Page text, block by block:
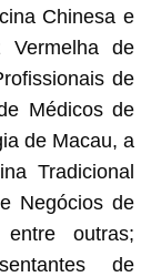
Chinesa e
Vermelha de
de
Médicos de
de Macau, a
Tradicional
Negócios de
outras;
de